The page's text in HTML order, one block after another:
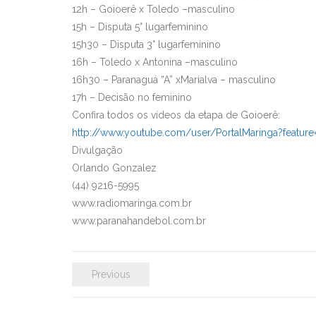
12h – Goioerê x Toledo –masculino
15h – Disputa 5° lugarfeminino
15h30 – Disputa 3° lugarfeminino
16h – Toledo x Antonina –masculino
16h30 – Paranaguá “A” xMarialva – masculino
17h – Decisão no feminino
Confira todos os vídeos da etapa de Goioerê:
http://www.youtube.com/user/
Divulgação
Orlando Gonzalez
(44) 9216-5995
www.radiomaringa.com.br
www.paranahandebol.com.br
Previous